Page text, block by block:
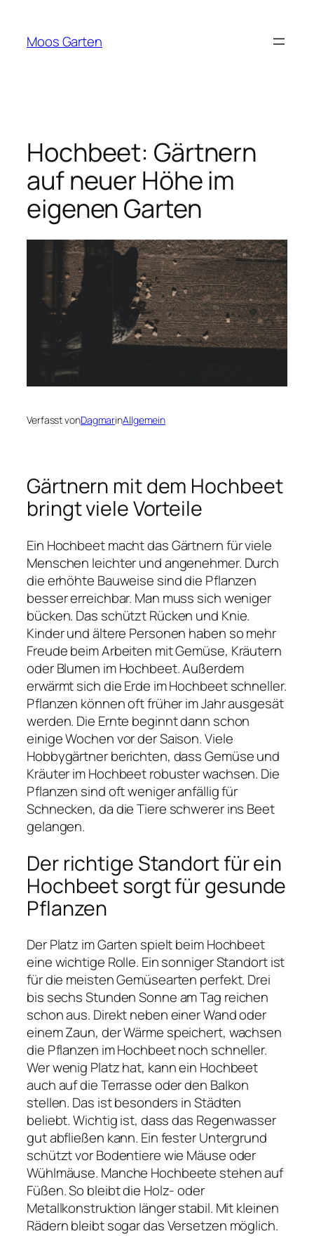
springen
Moos Garten
Hochbeet: Gärtnern
auf neuer Höhe im
eigenen Garten
Verfasst vonDagmarinAllgemein
Gärtnern mit dem Hochbeet
bringt viele Vorteile
Ein Hochbeet macht das Gärtnern für viele
Menschen leichter und angenehmer. Durch
die erhöhte Bauweise sind die Pflanzen
besser erreichbar. Man muss sich weniger
bücken. Das schützt Rücken und Knie.
Kinder und ältere Personen haben so mehr
Freude beim Arbeiten mit Gemüse, Kräutern
oder Blumen im Hochbeet. Außerdem
erwärmt sich die Erde im Hochbeet schneller.
Pflanzen können oft früher im Jahr ausgesät
werden. Die Ernte beginnt dann schon
einige Wochen vor der Saison. Viele
Hobbygärtner berichten, dass Gemüse und
Kräuter im Hochbeet robuster wachsen. Die
Pflanzen sind oft weniger anfällig für
Schnecken, da die Tiere schwerer ins Beet
gelangen.
Der richtige Standort für ein
Hochbeet sorgt für gesunde
Pflanzen
Der Platz im Garten spielt beim Hochbeet
eine wichtige Rolle. Ein sonniger Standort ist
für die meisten Gemüsearten perfekt. Drei
bis sechs Stunden Sonne am Tag reichen
schon aus. Direkt neben einer Wand oder
einem Zaun, der Wärme speichert, wachsen
die Pflanzen im Hochbeet noch schneller.
Wer wenig Platz hat, kann ein Hochbeet
auch auf die Terrasse oder den Balkon
stellen. Das ist besonders in Städten
beliebt. Wichtig ist, dass das Regenwasser
gut abfließen kann. Ein fester Untergrund
schützt vor Bodentiere wie Mäuse oder
Wühlmäuse. Manche Hochbeete stehen auf
Füßen. So bleibt die Holz- oder
Metallkonstruktion länger stabil. Mit kleinen
Rädern bleibt sogar das Versetzen möglich.